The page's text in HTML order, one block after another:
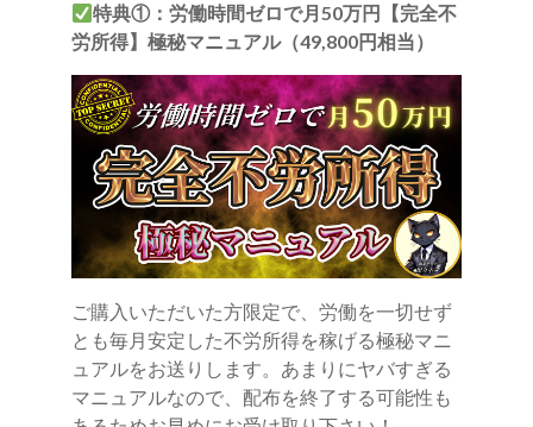
特典①：労働時間ゼロで月50万円【完全不
労所得】極秘マニュアル（49,800円相当）
ご購入いただいた方限定で、労働を一切せず
とも毎月安定した不労所得を稼げる極秘マニ
ュアルをお送りします。あまりにヤバすぎる
マニュアルなので、配布を終了する可能性も